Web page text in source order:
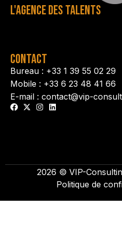
L'AGENCE DES TALENTS
CONTACT
Bureau : +33 1 39 55 02 29
Mobile : +33 6 23 48 41 66
E-mail : contact@vip-
2026 © VIP-
Politique de